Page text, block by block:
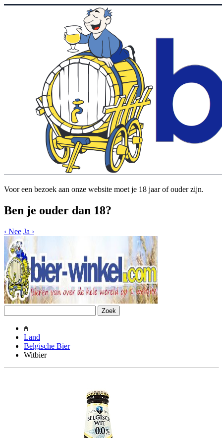
Voor een bezoek aan onze website moet je 18 jaar of ouder zijn.
Ben je ouder dan 18?
‹ Nee Ja ›
Land
Belgische Bier
Witbier